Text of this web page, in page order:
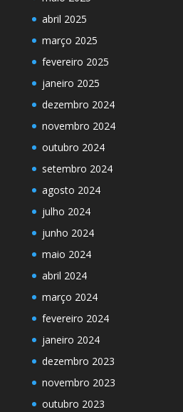
abril 2025
março 2025
fevereiro 2025
janeiro 2025
dezembro 2024
novembro 2024
outubro 2024
setembro 2024
agosto 2024
julho 2024
junho 2024
maio 2024
abril 2024
março 2024
fevereiro 2024
janeiro 2024
dezembro 2023
novembro 2023
outubro 2023